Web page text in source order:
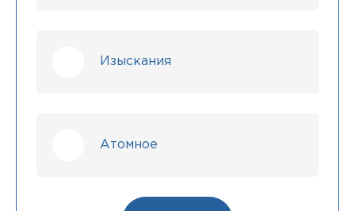
Изыскания
Атомное